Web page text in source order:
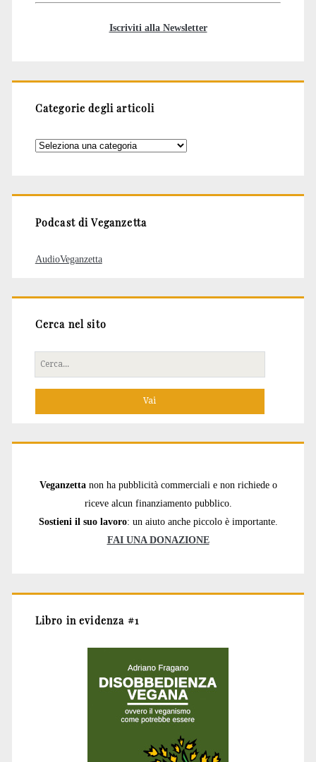
Iscriviti alla Newsletter
Categorie degli articoli
Categorie
Podcast di Veganzetta
AudioVeganzetta
Cerca nel sito
Cerca
per:
Veganzetta non ha pubblicità commerciali e non richiede o
riceve alcun finanziamento pubblico.
Sostieni il suo lavoro: un aiuto anche piccolo è importante.
FAI UNA DONAZIONE
Libro in evidenza #1